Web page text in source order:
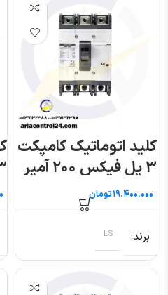
کلید اتوماتیک کامپکت
۳ پل فیکس ۲۰۰ آمپر
(متاسول) ال اس
تومان
برند LS